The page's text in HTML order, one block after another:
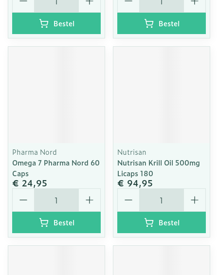
Bestel Bestel
Pharma Nord
Omega 7 Pharma Nord 60
Caps
€ 24,95
Aantal
Bestel
Nutrisan
Nutrisan Krill Oil 500mg
Licaps 180
€ 94,95
Aantal
Bestel